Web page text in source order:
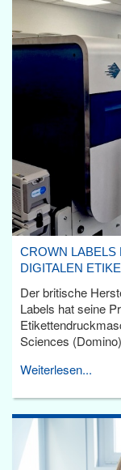
CROWN LABELS
DIGITALEN
Der britische
Labels hat seine
Sciences
Weiterlesen...